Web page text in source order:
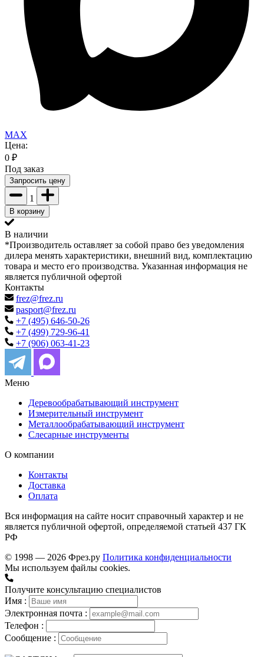
MAX
Цена:
0 ₽
Под заказ
Запросить цену
1
В корзину
В наличии
*Производитель оставляет за собой право без уведомления
дилера менять характеристики, внешний вид, комплектацию
товара и место его производства. Указанная информация не
является публичной офертой
Контакты
frez@frez.ru
pasport@frez.ru
+7 (495) 646-50-26
+7 (499) 729-96-41
+7 (906) 063-41-23
Меню
Деревообрабатывающий инструмент
Измерительный инструмент
Металлообрабатывающий инструмент
Слесарные инструменты
О компании
Контакты
Доставка
Оплата
Вся информация на сайте носит справочный характер и не
является публичной офертой, определяемой статьей 437 ГК
РФ
© 1998 — 2026 Фрез.ру Политика конфиденциальности
Мы используем файлы cookies.
Получите консультацию специалистов
Имя :
Электронная почта :
Телефон :
Сообщение :